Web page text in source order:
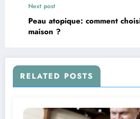
Next post
Peau atopique: comment
maison ?
RELATED POSTS